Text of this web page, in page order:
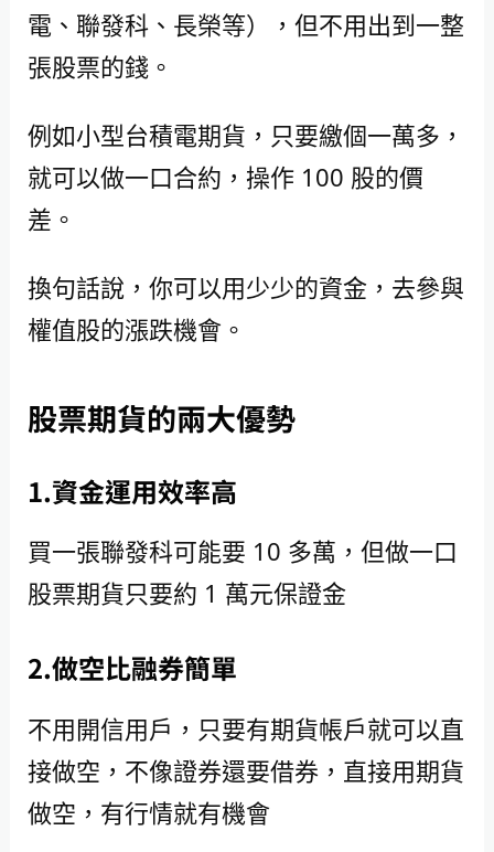
電、聯發科、長榮等），但不用出到一整
張股票的錢。
例如小型台積電期貨，只要繳個一萬多，
就可以做一口合約，操作 100 股的價
差。
換句話說，你可以用少少的資金，去參與
權值股的漲跌機會。
股票期貨的兩大優勢
1.資金運用效率高
買一張聯發科可能要 10 多萬，但做一口
股票期貨只要約 1 萬元保證金
2.做空比融券簡單
不用開信用戶，只要有期貨帳戶就可以直
接做空，不像證券還要借券，直接用期貨
做空，有行情就有機會